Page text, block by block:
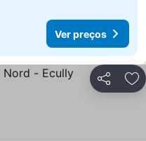
Ver preços
Partilhar